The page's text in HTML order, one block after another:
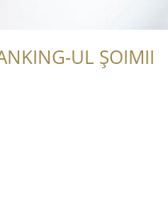
UL ȘOIMII